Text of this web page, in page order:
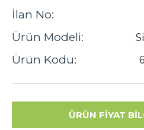
İlan No:
Ürün Modeli:
Ürün Kodu:
ÜRÜN FİYAT